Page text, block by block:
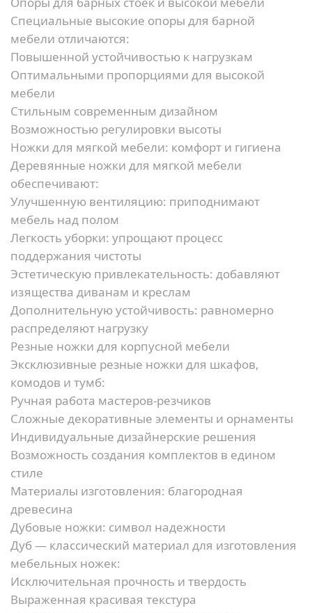
Специальные высокие опоры для барной
мебели отличаются:
Повышенной устойчивостью к нагрузкам
Оптимальными пропорциями для высокой
мебели
Стильным современным дизайном
Возможностью регулировки высоты
Ножки для мягкой мебели: комфорт и гигиена
Деревянные ножки для мягкой мебели
обеспечивают:
Улучшенную вентиляцию: приподнимают
мебель над полом
Легкость уборки: упрощают процесс
поддержания чистоты
Эстетическую привлекательность: добавляют
изящества диванам и креслам
Дополнительную устойчивость: равномерно
распределяют нагрузку
Резные ножки для корпусной мебели
Эксклюзивные резные ножки для шкафов,
комодов и тумб:
Ручная работа мастеров-резчиков
Сложные декоративные элементы и орнаменты
Индивидуальные дизайнерские решения
Возможность создания комплектов в едином
стиле
Материалы изготовления: благородная
древесина
Дубовые ножки: символ надежности
Дуб — классический материал для изготовления
мебельных ножек:
Исключительная прочность и твердость
Выраженная красивая текстура